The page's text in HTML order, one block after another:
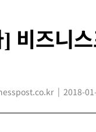
비즈니
2018-